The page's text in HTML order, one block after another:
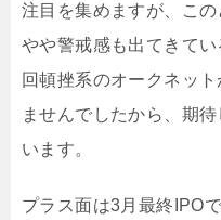
注目を集めますが、こ
やや警戒感も出てきて
回頓挫系のオークネッ
ませんでしたから、期
います。
プラス面は3月最終IPO